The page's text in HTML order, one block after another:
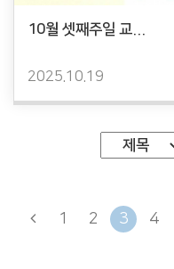
10월 셋째주일 교...
2025.10.19
1 2 3 4